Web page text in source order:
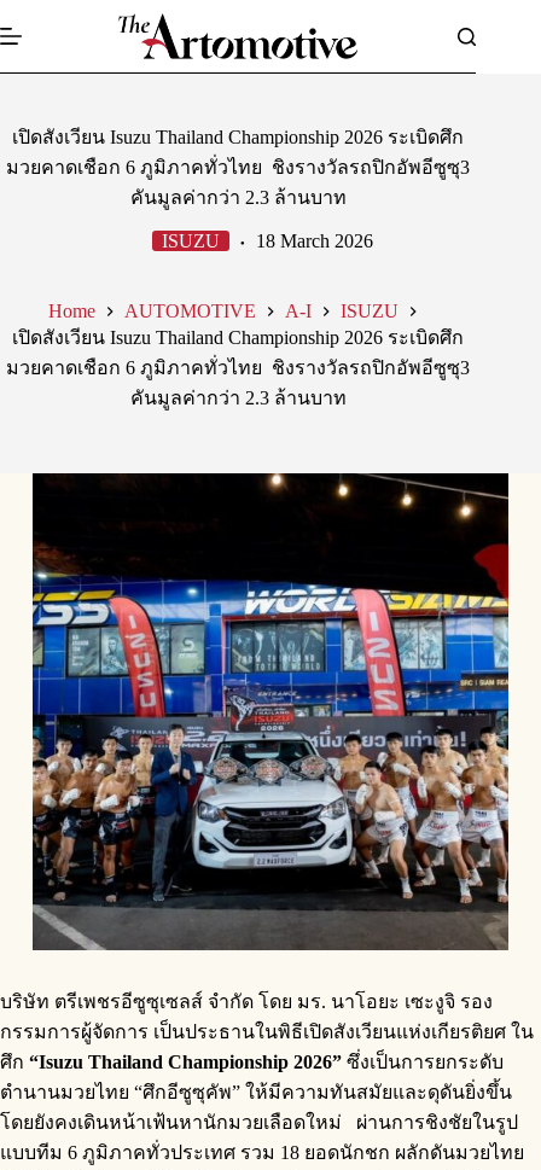
to
เปิดสังเวียน Isuzu Thailand Championship 2026 ระเบิดศึก
มวยคาดเชือก 6 ภูมิภาคทั่วไทย ชิงรางวัลรถปิกอัพอีซูซุ3
คันมูลค่ากว่า 2.3 ล้านบาท
ISUZU 18 March 2026
Home AUTOMOTIVE A-I
ISUZU
เปิดสังเวียน Isuzu Thailand Championship 2026 ระเบิดศึก
มวยคาดเชือก 6 ภูมิภาคทั่วไทย ชิงรางวัลรถปิกอัพอีซูซุ3
คันมูลค่ากว่า 2.3 ล้านบาท
บริษัท ตรีเพชรอีซูซุเซลส์ จำกัด โดย มร. นาโอยะ เซะงูจิ รอง
กรรมการผู้จัดการ เป็นประธานในพิธีเปิดสังเวียนแห่งเกียรติยศ ใน
ศึก “Isuzu Thailand Championship 2026” ซึ่งเป็นการยกระดับ
ตำนานมวยไทย “ศึกอีซูซุคัพ” ให้มีความทันสมัยและดุดันยิ่งขึ้น
โดยยังคงเดินหน้าเฟ้นหานักมวยเลือดใหม่ ผ่านการชิงชัยในรูป
แบบทีม 6 ภูมิภาคทั่วประเทศ รวม 18 ยอดนักชก ผลักดันมวยไทย